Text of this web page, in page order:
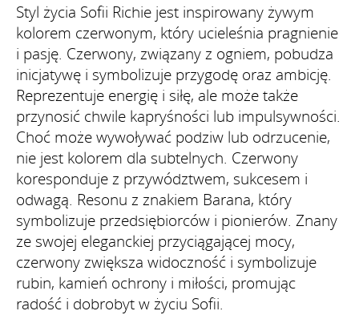
Styl życia Sofii Richie jest inspirowany żywym
kolorem czerwonym, który ucieleśnia pragnienie
i pasję. Czerwony, związany z ogniem, pobudza
inicjatywę i symbolizuje przygodę oraz ambicję.
Reprezentuje energię i siłę, ale może także
przynosić chwile kapryśności lub impulsywności.
Choć może wywoływać podziw lub odrzucenie,
nie jest kolorem dla subtelnych. Czerwony
koresponduje z przywództwem, sukcesem i
odwagą. Resonu z znakiem Barana, który
symbolizuje przedsiębiorców i pionierów. Znany
ze swojej eleganckiej przyciągającej mocy,
czerwony zwiększa widoczność i symbolizuje
rubin, kamień ochrony i miłości, promując
radość i dobrobyt w życiu Sofii.